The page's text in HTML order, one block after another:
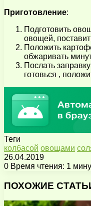
Приготовление:
Подготовить
овощей,
Положить
обжаривать
Послать
готовься ,
Теги
колбасой овощами
26.04.2019
0 Время чтения: 1
через
почту
ПОХОЖИЕ